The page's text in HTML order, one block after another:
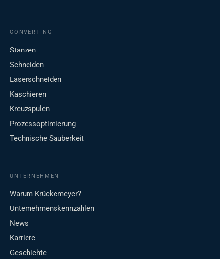
CONVERTING
Stanzen
Schneiden
Laserschneiden
Kaschieren
Kreuzspulen
Prozessoptimierung
Technische Sauberkeit
UNTERNEHMEN
Warum Krückemeyer?
Unternehmenskennzahlen
News
Karriere
Geschichte